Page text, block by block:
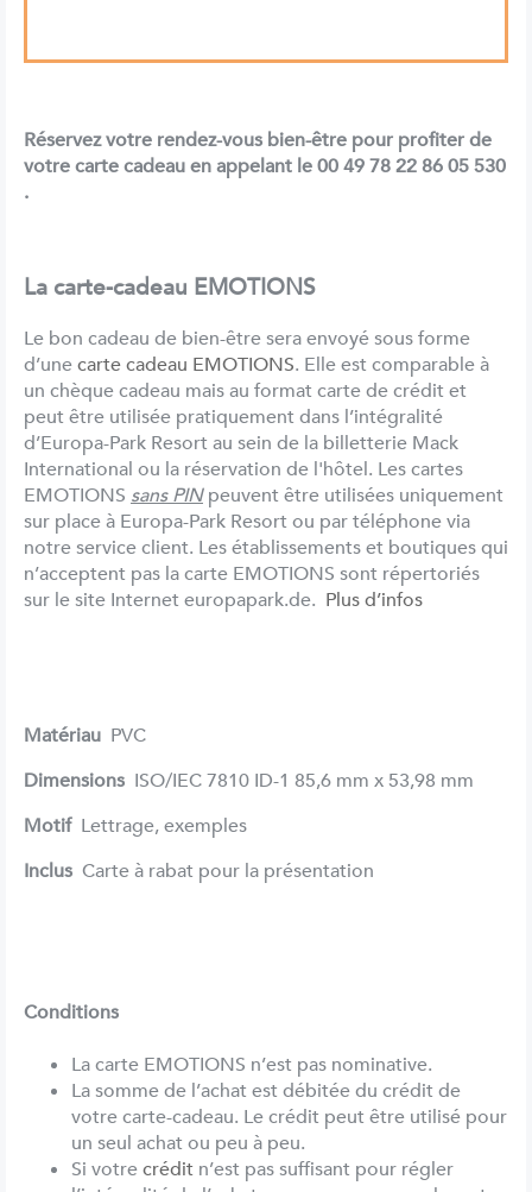
Réservez votre rendez-vous bien-être pour profiter de
votre carte cadeau en appelant le 00 49 78 22 86 05 530
.
La carte-cadeau EMOTIONS
Le bon cadeau de bien-être sera envoyé sous forme
d’unecarte cadeau EMOTIONS. Elle est comparable à
un chèque cadeau mais au format carte de crédit et
peut être utilisée pratiquement dans l’intégralité
d’Europa-Park Resort au sein de la billetterie Mack
International ou la réservation de l'hôtel. Les cartes
EMOTIONS sans PINpeuvent être utilisées uniquement
sur place à Europa-Park Resort ou par téléphone via
notre service client. Les établissements et boutiques qui
n’acceptent pas la carte EMOTIONS sont répertoriés
sur le site Internet europapark.de. Plus d’infos
Matériau PVC
Dimensions ISO/IEC 7810 ID-1 85,6 mm x 53,98 mm
MotifLettrage, exemples
Inclus Carte à rabat pour la présentation
Conditions
La carte EMOTIONS n’est pas nominative.
La somme de l’achat est débitée du crédit de
votre carte-cadeau. Le crédit peut être utilisé pour
un seul achat ou peu à peu.
Si votrecrédit n’est pas suffisant pour régler